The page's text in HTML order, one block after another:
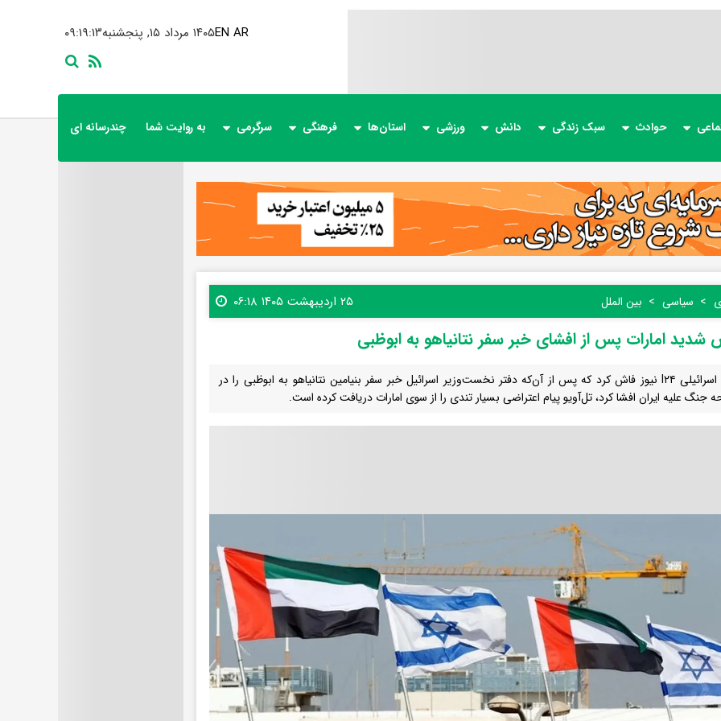
۰۹:۱۹:۱۵ ۱۴۰۵ مرداد ۱۵, پنجشنبهEN AR
حوادث سبک زندگی دانش ورزشی استان‌ها فرهنگی سرگرمی به روایت شما چندرسانه ای
سیاسی بین الملل ۲۵ اردیبهشت ۱۴۰۵ ۰۶:۱۸
شدید امارات پس از افشای خبر سفر نتانیاهو به ابوظبی
شبکه اسرائیلی I۲۴ نیوز فاش کرد که پس از آن‌که دفتر نخست‌وزیر اسرائیل خبر سفر بنیامین نتانیاهو به ابوظبی را در
جنگ علیه ایران افشا کرد، تل‌آویو پیام اعتراضی بسیار تندی را از سوی امارات دریافت کرده است.